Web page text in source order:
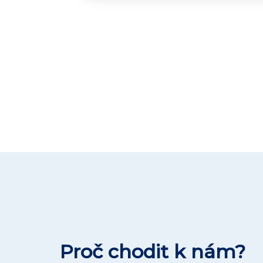
Proč chodit k nám?